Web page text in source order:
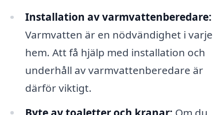
Installation av varmvattenberedare:
Varmvatten är en nödvändighet i varje
hem. Att få hjälp med installation och
underhåll av varmvattenberedare är
därför viktigt.